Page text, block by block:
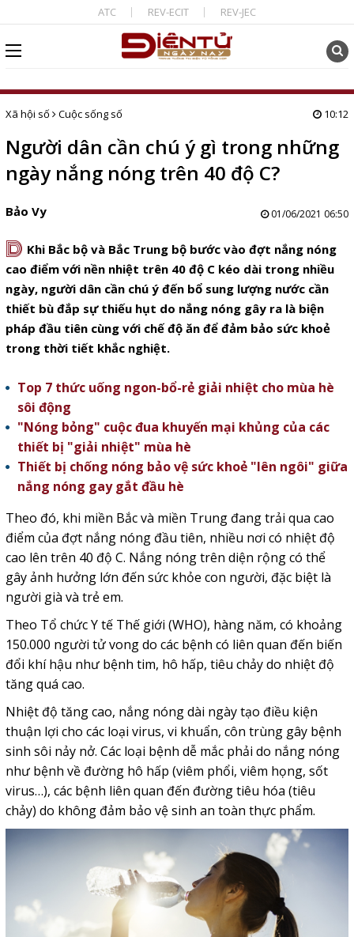
ATC REV-ECIT REV-JEC
Xã hội số Cuộc sống số 10:12
Người dân cần chú ý gì trong những
ngày nắng nóng trên 40 độ C?
Bảo Vy 01/06/2021 06:50
D Khi Bắc bộ và Bắc Trung bộ bước vào đợt nắng nóng
cao điểm với nền nhiệt trên 40 độ C kéo dài trong nhiều
ngày, người dân cần chú ý đến bổ sung lượng nước cần
thiết bù đắp sự thiếu hụt do nắng nóng gây ra là biện
pháp đầu tiên cùng với chế độ ăn để đảm bảo sức khoẻ
trong thời tiết khắc nghiệt.
Top 7 thức uống ngon-bổ-rẻ giải nhiệt cho mùa hè
sôi động
"Nóng bỏng" cuộc đua khuyến mại khủng của các
thiết bị "giải nhiệt" mùa hè
Thiết bị chống nóng bảo vệ sức khoẻ "lên ngôi" giữa
nắng nóng gay gắt đầu hè
Theo đó, khi miền Bắc và miền Trung đang trải qua cao
điểm của đợt nắng nóng đầu tiên, nhiều nơi có nhiệt độ
cao lên trên 40 độ C. Nắng nóng trên diện rộng có thể
gây ảnh hưởng lớn đến sức khỏe con người, đặc biệt là
người già và trẻ em.
Theo Tổ chức Y tế Thế giới (WHO), hàng năm, có khoảng
150.000 người tử vong do các bệnh có liên quan đến biến
đổi khí hậu như bệnh tim, hô hấp, tiêu chảy do nhiệt độ
tăng quá cao.
Nhiệt độ tăng cao, nắng nóng dài ngày tạo điều kiện
thuận lợi cho các loại virus, vi khuẩn, côn trùng gây bệnh
sinh sôi nảy nở. Các loại bệnh dễ mắc phải do nắng nóng
như bệnh về đường hô hấp (viêm phổi, viêm họng, sốt
virus…), các bệnh liên quan đến đường tiêu hóa (tiêu
chảy) do không đảm bảo vệ sinh an toàn thực phẩm.